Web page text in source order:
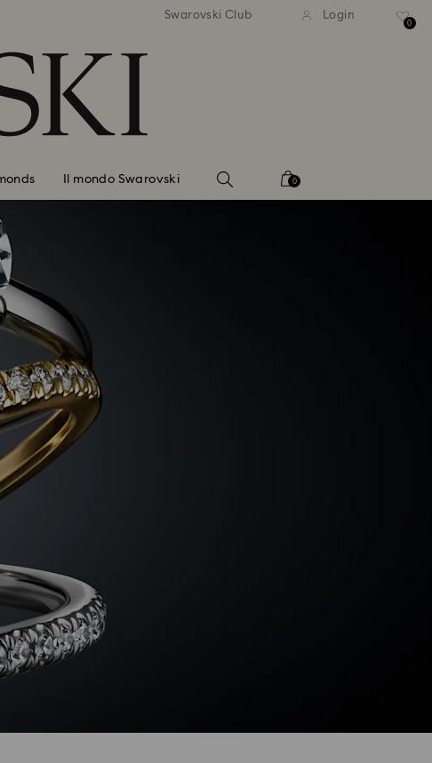
Spedizione standard gratuita
per importi superiori a 110 CHF
Spedizione standard
per importi superiori a
Swarovski Club Login
0
Il mondo Swarovski 0